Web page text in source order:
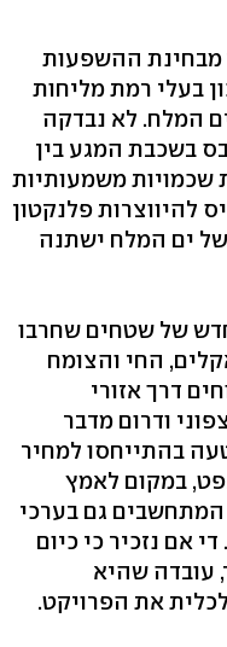
מבחינת ההשפעות
בעלי רמת מליחות
המלח. לא נבדקה
בשכבת המגע בין
שכמויות משמעותיות
להיווצרות פלנקטון
של ים המלח ישתנה
של שטחים שחרבו
החי והצומח
דרך אזורי
ודרום מדבר
בהתייחסו למחיר
לחבית נפט, במקום לאמץ
המתחשבים גם בערכי
אם נזכיר כי כיום
נפט סביב 75 דולר, עובדה שהיא
את הפרויקט.